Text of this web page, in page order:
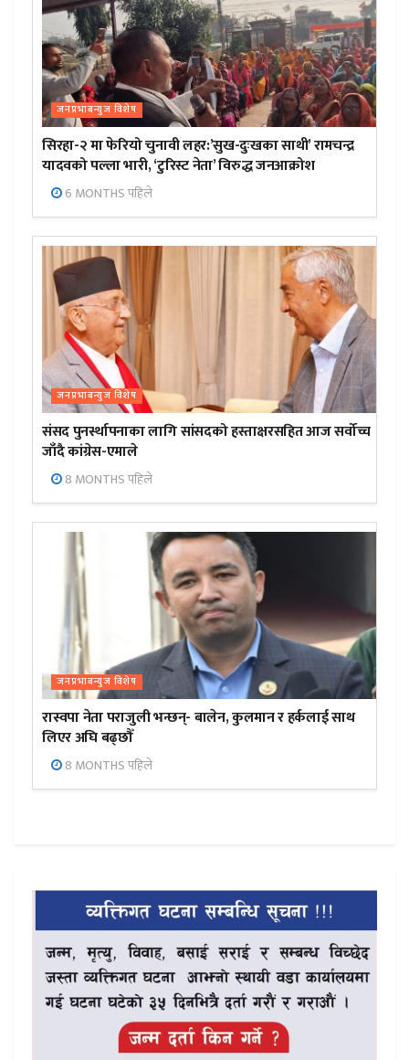
जनप्रभाबन्युज विशेष
सिरहा-२ मा फेरियो चुनावी लहर:’सुख-दुःखका साथी’ रामचन्द्र
यादवको पल्ला भारी, ‘टुरिस्ट नेता’ विरुद्ध जनआक्रोश
6 MONTHS पहिले
जनप्रभाबन्युज विशेष
संसद पुनर्स्थापनाका लागि सांसदको हस्ताक्षरसहित आज सर्वोच्च
जाँदै कांग्रेस-एमाले
8 MONTHS पहिले
जनप्रभाबन्युज विशेष
रास्वपा नेता पराजुली भन्छन्- बालेन, कुलमान र हर्कलाई साथ
लिएर अघि बढ्छौँ
8 MONTHS पहिले